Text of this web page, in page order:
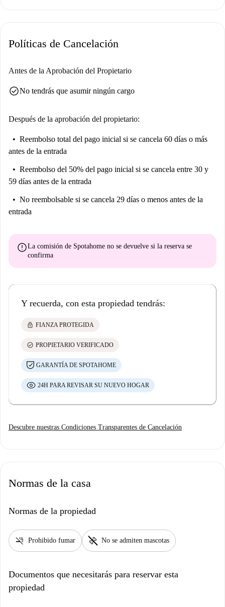
Disfrute de un capricho en Ab Gelateria o coma algo en BURGER
ubicado. Atracciones turísticas como el Reloj de Ferrocarril de la
Otros lugares como la Scalinata del Pincio y el Parco della Montagnola
Políticas de Cancelación
Antes de la Aprobación del Propietario
check_circleNo tendrás que asumir ningún cargo
Después de la aprobación del propietario:
Reembolso total del pago inicial si se cancela 60 días o más
antes de la entrada
Reembolso del 50% del pago inicial si se cancela entre 30 y
59 días antes de la entrada
No reembolsable si se cancela 29 días o menos antes de la
entrada
errorLa comisión de Spotahome no se devuelve si la reserva se
confirma
Y recuerda, con esta propiedad tendrás:
lock FIANZA PROTEGIDA
check_circle PROPIETARIO VERIFICADO
GARANTÍA DE SPOTAHOME
24H PARA REVISAR SU NUEVO HOGAR
Descubre nuestras Condiciones Transparentes de Cancelación
Normas de la casa
Normas de la propiedad
smoke_free Prohibido fumar pet_supplies No se admiten mascotas
Documentos que necesitarás para reservar esta
propiedad